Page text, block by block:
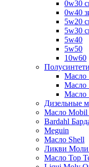
0w30
0w40
5w20
5w30
5w40
5w50
10w60
Масло
Масло
Масло
Дизельные
Масло Mobil
Bardahl
Meguin
Масло Shell
Ликви Моли
Масло Top